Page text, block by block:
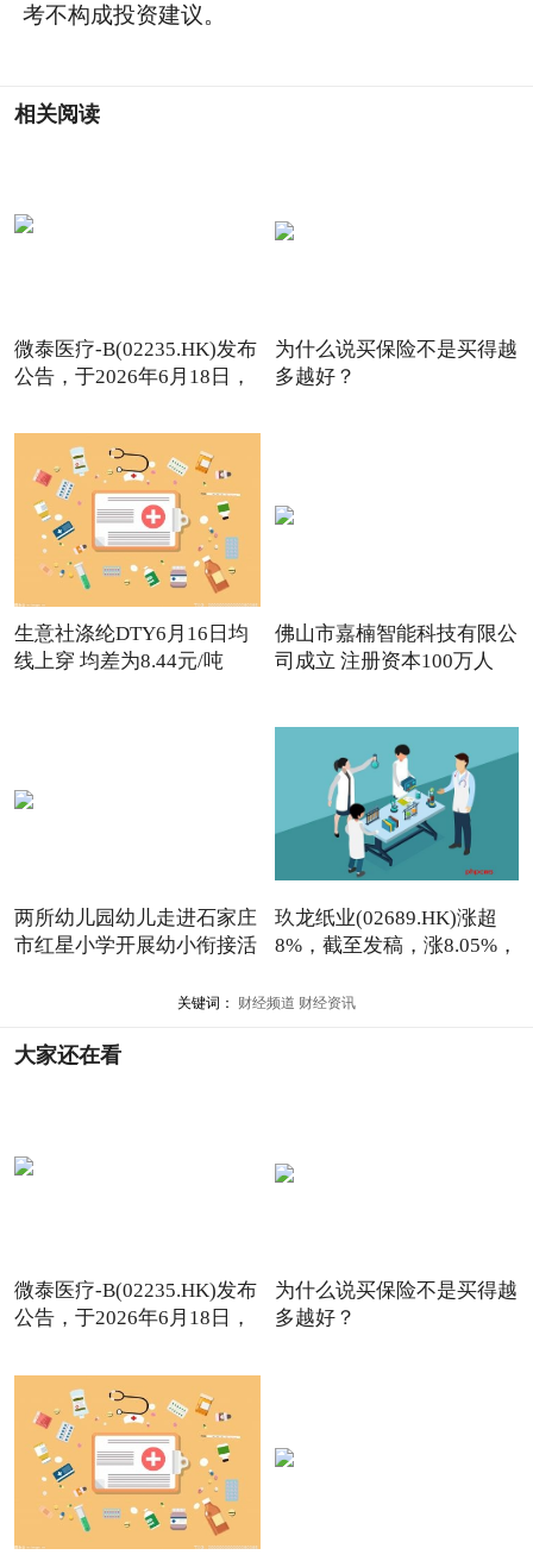
考不构成投资建议。
相关阅读
微泰医疗-B(02235.HK)发布
公告，于2026年6月18日，
为什么说买保险不是买得越
多越好？
生意社涤纶DTY6月16日均
线上穿 均差为8.44元/吨
佛山市嘉楠智能科技有限公
司成立 注册资本100万人
两所幼儿园幼儿走进石家庄
市红星小学开展幼小衔接活
玖龙纸业(02689.HK)涨超
8%，截至发稿，涨8.05%，
关键词： 财经频道 财经资讯
大家还在看
微泰医疗-B(02235.HK)发布
公告，于2026年6月18日，
为什么说买保险不是买得越
多越好？